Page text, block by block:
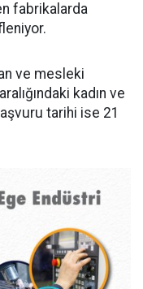
fabrikalarda
ve mesleki
kadın ve
tarihi ise 21